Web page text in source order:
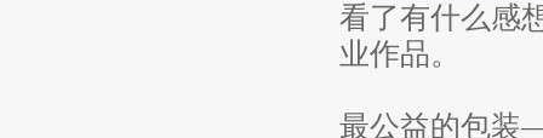
看了有什么感
业作品。
最公益的包